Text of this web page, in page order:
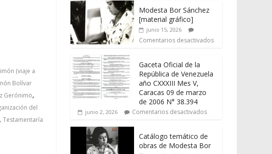
(viaje a
Bolívar
Gerónimo,
del
, Testamentaría
Modesta Bor Sánchez
[material gráfico]
junio 15, 2026
Comentarios desactivados
Gaceta Oficial de la
República de Venezuela
año CXXXIII Mes V,
Caracas 09 de marzo
de 2006 N° 38.394
junio 2, 2026 Comentarios desactivados
Catálogo temático de
obras de Modesta Bor